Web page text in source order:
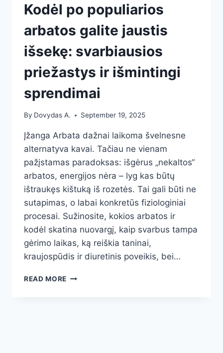
Kodėl po populiarios
arbatos galite jaustis
išsekę: svarbiausios
priežastys ir išmintingi
sprendimai
By Dovydas A. September 19, 2025
Įžanga Arbata dažnai laikoma švelnesne
alternatyva kavai. Tačiau ne vienam
pažįstamas paradoksas: išgėrus „nekaltos“
arbatos, energijos nėra – lyg kas būtų
ištraukęs kištuką iš rozetės. Tai gali būti ne
sutapimas, o labai konkretūs fiziologiniai
procesai. Sužinosite, kokios arbatos ir
kodėl skatina nuovargį, kaip svarbus tampa
gėrimo laikas, ką reiškia taninai,
kraujospūdis ir diuretinis poveikis, bei…
READ MORE KODĖL